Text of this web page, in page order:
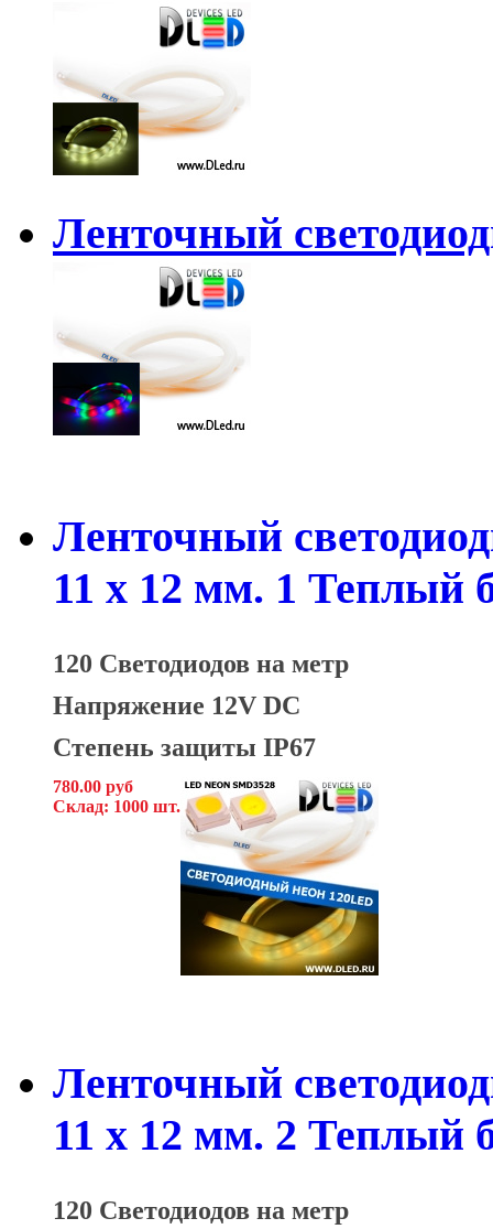
Ленточный
Ленточный
11 x 12 мм. 1 Теплый
120 Светодиодов на метр
Напряжение 12V DC
Степень защиты IP67
780.00 руб
Склад: 1000 шт.
Ленточный
11 x 12 мм. 2 Теплый
120 Светодиодов на метр